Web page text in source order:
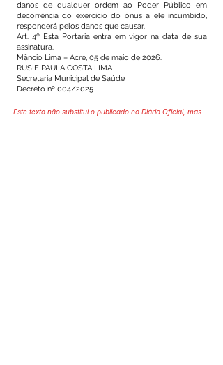
danos de qualquer ordem ao Poder Público em
decorrência do exercício do ônus a ele incumbido,
responderá pelos danos que causar.
Art. 4º Esta Portaria entra em vigor na data de sua
assinatura.
Mâncio Lima – Acre, 05 de maio de 2026.
RUSIE PAULA COSTA LIMA
Secretaria Municipal de Saúde
Decreto nº 004/2025
Este texto não substitui o publicado no Diário Oficial, mas